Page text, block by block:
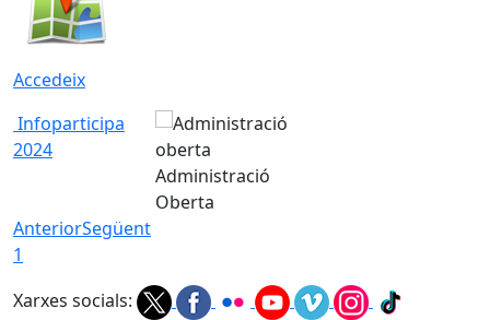
Accedeix
Infoparticipa
2024
Administració
Oberta
AnteriorSegüent
1
Xarxes socials: